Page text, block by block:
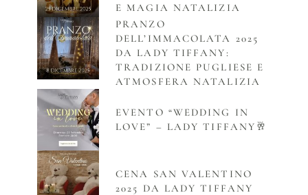
E MAGIA NATALIZIA
PRANZO
DELL’IMMACOLATA 2025
DA LADY TIFFANY:
TRADIZIONE PUGLIESE E
ATMOSFERA NATALIZIA
EVENTO “WEDDING IN
LOVE” – LADY TIFFANY🥂
CENA SAN VALENTINO
2025 DA LADY TIFFANY